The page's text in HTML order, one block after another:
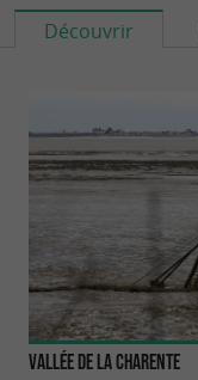
Découvrir
Vallée de la Charente